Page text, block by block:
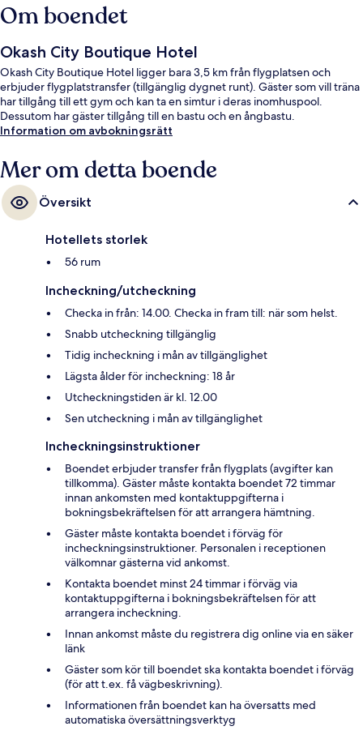
Om boendet
Okash City Boutique Hotel
Okash City Boutique Hotel ligger bara 3,5 km från flygplatsen och
erbjuder flygplatstransfer (tillgänglig dygnet runt). Gäster som vill träna
har tillgång till ett gym och kan ta en simtur i deras inomhuspool.
Dessutom har gäster tillgång till en bastu och en ångbastu.
Information om avbokningsrätt
Mer om detta boende
Översikt
Hotellets storlek
56 rum
Incheckning/utcheckning
Checka in från: 14.00. Checka in fram till: när som helst.
Snabb utcheckning tillgänglig
Tidig incheckning i mån av tillgänglighet
Lägsta ålder för incheckning: 18 år
Utcheckningstiden är kl. 12.00
Sen utcheckning i mån av tillgänglighet
Incheckningsinstruktioner
Boendet erbjuder transfer från flygplats (avgifter kan
tillkomma). Gäster måste kontakta boendet 72 timmar
innan ankomsten med kontaktuppgifterna i
bokningsbekräftelsen för att arrangera hämtning.
Gäster måste kontakta boendet i förväg för
incheckningsinstruktioner. Personalen i receptionen
välkomnar gästerna vid ankomst.
Kontakta boendet minst 24 timmar i förväg via
kontaktuppgifterna i bokningsbekräftelsen för att
arrangera incheckning.
Innan ankomst måste du registrera dig online via en säker
länk
Gäster som kör till boendet ska kontakta boendet i förväg
(för att t.ex. få vägbeskrivning).
Informationen från boendet kan ha översatts med
automatiska översättningsverktyg